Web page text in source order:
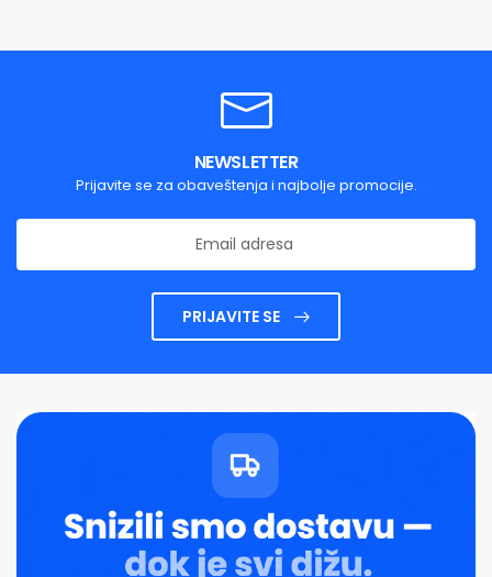
NEWSLETTER
Prijavite se za obaveštenja i najbolje promocije.
PRIJAVITE SE